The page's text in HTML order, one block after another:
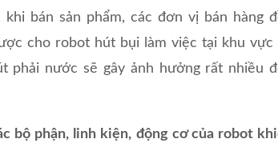
bán sản phẩm, các đơn vị bán hàng
cho robot hút bụi làm việc tại khu vực
phải nước sẽ gây ảnh hưởng rất nhiều
bộ phận, linh kiện, động cơ của robot